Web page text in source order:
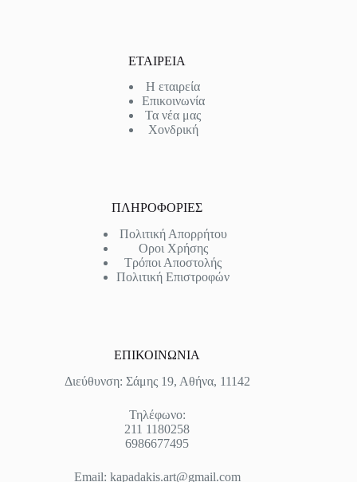
ΕΤΑΙΡΕΙΑ
Η εταιρεία
Επικοινωνία
Τα νέα μας
Χονδρική
ΠΛΗΡΟΦΟΡΙΕΣ
Πολιτική Απορρήτου
Οροι Χρήσης
Τρόποι Αποστολής
Πολιτική Επιστροφών
ΕΠΙΚΟΙΝΩΝΙΑ
Διεύθυνση: Σάμης 19, Αθήνα, 11142
Τηλέφωνο:
211 1180258
6986677495
Email: kapadakis.art@gmail.com